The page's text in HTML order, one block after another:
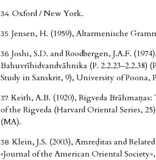
Oxford / New York.
Jensen, H. (1959), Altarmenische
Joshi, S.D. and Roodbergen, J.A.F.
Bahuvrīhidvandvāhnika (P. 2.2.23-2.2.38)
Study in Sanskrit, 9), University of Poona,
Keith, A.B. (1920), Rigveda
of the Rigveda (Harvard Oriental Series,
(MA).
Klein, J.S. (2003), Āmreḍitas and
«Journal of the American Oriental Society»,